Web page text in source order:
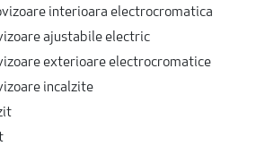
interioara electrocromatica
ajustabile electric
exterioare electrocromatice
incalzite